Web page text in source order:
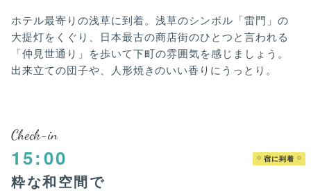
ホテル最寄りの浅草に到着。浅草のシンボル「雷門」の
大提灯をくぐり、日本最古の商店街のひとつと言われる
「仲見世通り」を歩いて下町の雰囲気を感じましょう。
出来立ての団子や、人形焼きのいい香りにうっとり。
Check-in
15:00 宿に到着
粋な和空間で